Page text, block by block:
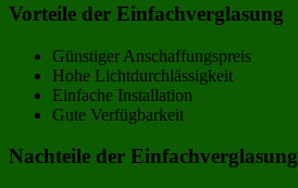
Vorteile der Einfachverglasung
Günstiger Anschaffungspreis
Hohe Lichtdurchlässigkeit
Einfache Installation
Gute Verfügbarkeit
Nachteile der Einfachverglasung